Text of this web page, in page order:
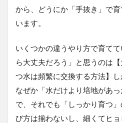
から、どうにか「手抜き」で
います。
いくつかの違うやり方で育て
ら大丈夫だろう」と思うのは
つ水は頻繁に交換する方法】
なぜか「水だけより培地があっ
で、それでも「しっかり育つ
び方は揃わないし、細くてヒ